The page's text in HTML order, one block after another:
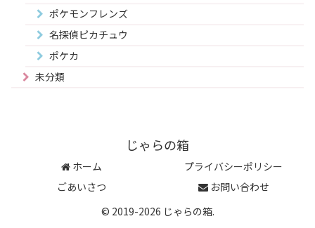
ポケモンフレンズ
名探偵ピカチュウ
ポケカ
未分類
じゃらの箱
ホーム
プライバシーポリシー
ごあいさつ
お問い合わせ
© 2019-2026 じゃらの箱.